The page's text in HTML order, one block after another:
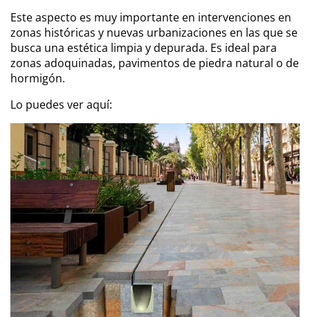
Este aspecto es muy importante en intervenciones en
zonas históricas y nuevas urbanizaciones en las que se
busca una estética limpia y depurada. Es ideal para
zonas adoquinadas, pavimentos de piedra natural o de
hormigón.
Lo puedes ver aquí: